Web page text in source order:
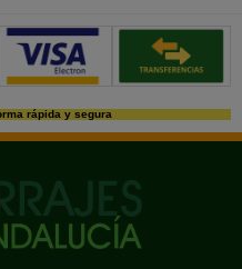
seguros
rápida y segura